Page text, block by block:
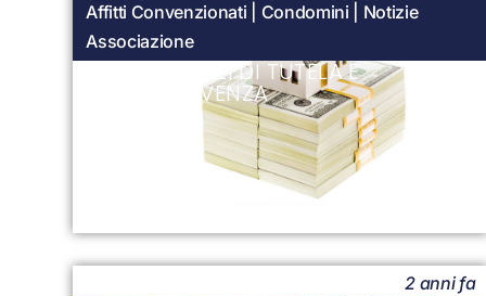
Affitti Convenzionati
Condomini
Notizie
Associazione
MUTUI: MEZZI DI TUTELA E
SOPRAVVIVENZA
2 anni fa